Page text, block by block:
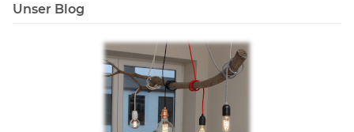
Unser Blog